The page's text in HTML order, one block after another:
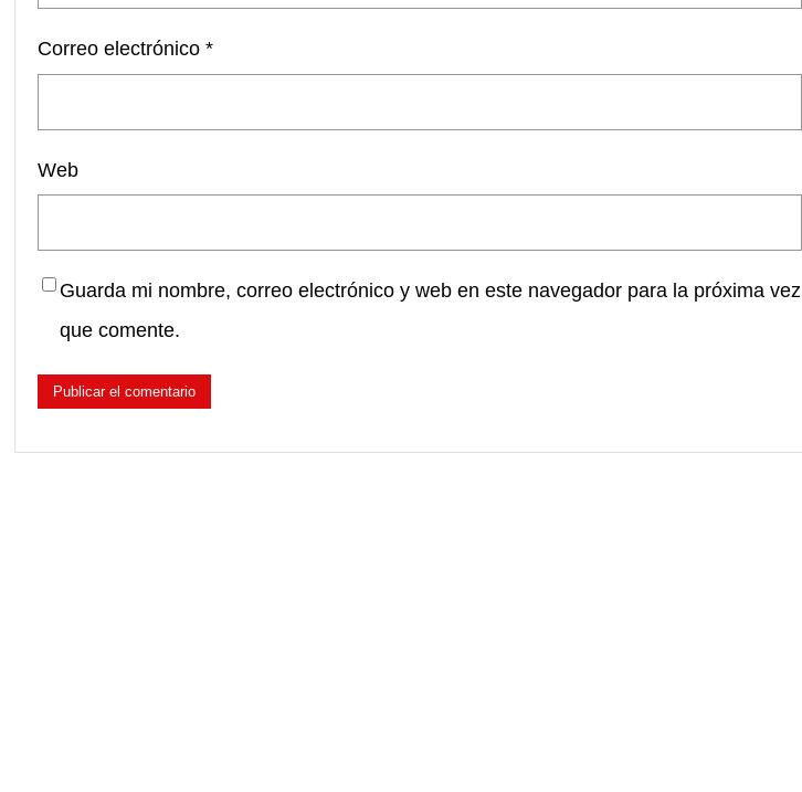
Correo electrónico *
Web
Guarda mi nombre, correo electrónico y web en este navegador para la próxima vez
que comente.